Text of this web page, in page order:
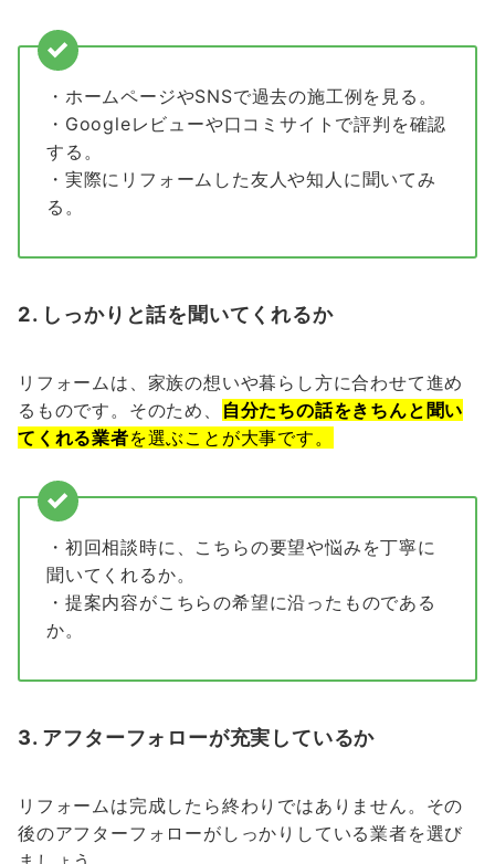
・ホームページやSNSで過去の施工例を見る。
・Googleレビューや口コミサイトで評判を確認
する。
・実際にリフォームした友人や知人に聞いてみ
る。
2. しっかりと話を聞いてくれるか
リフォームは、家族の想いや暮らし方に合わせて進め
るものです。そのため、
自分たちの話をきちんと聞い
てくれる業者を選ぶことが大事です。
・初回相談時に、こちらの要望や悩みを丁寧に
聞いてくれるか。
・提案内容がこちらの希望に沿ったものである
か。
3. アフターフォローが充実しているか
リフォームは完成したら終わりではありません。その
後のアフターフォローがしっかりしている業者を選び